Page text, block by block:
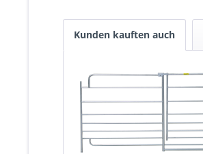
Kunden kauften auch